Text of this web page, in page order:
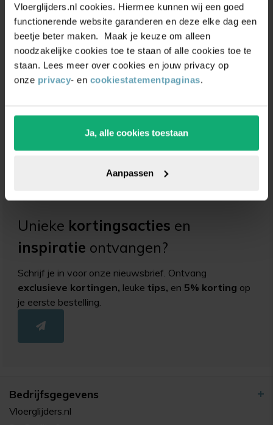
Vloerglijders.nl cookies. Hiermee kunnen wij een goed
functionerende website garanderen en deze elke dag een
beetje beter maken. Maak je keuze om alleen
noodzakelijke cookies toe te staan of alle cookies toe te
staan. Lees meer over cookies en jouw privacy op
onze privacy- en cookiestatementpaginas.
Ja, alle cookies toestaan
Aanpassen
Unieke kortingsacties en
inspiratie ontvangen?
Schrijf je in voor onze nieuwsbrief. Ontvang
exclusieve kortingen, leuketips, en 5% korting op
je eerste bestelling.
Bedrijfsgegevens
Vloerglijders.nl